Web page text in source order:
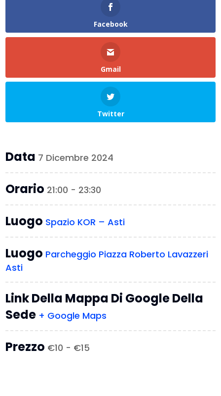
Facebook
Gmail
Twitter
Data 7 Dicembre 2024
Orario 21:00 - 23:30
Luogo Spazio KOR – Asti
Luogo Parcheggio Piazza Roberto Lavazzeri
Asti
Link Della Mappa Di Google Della
Sede + Google Maps
Prezzo €10 - €15